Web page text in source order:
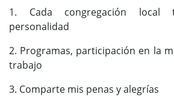
1. Cada congregación
personalidad
2. Programas, participación en la
trabajo
3. Comparte mis penas y alegrías